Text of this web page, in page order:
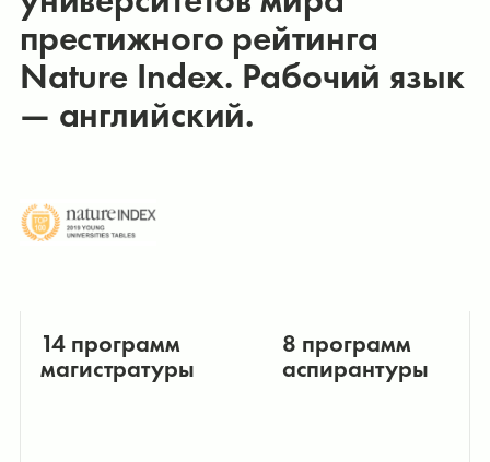
престижного рейтинга
Nature Index. Рабочий язык
— английский.
14 программ
магистратуры
8 программ
аспирантуры